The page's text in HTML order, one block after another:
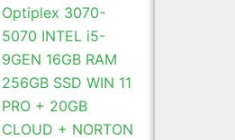
Optiplex 3070-
5070 INTEL i5-
9GEN 16GB RAM
256GB SSD WIN 11
PRO + 20GB
CLOUD + NORTON